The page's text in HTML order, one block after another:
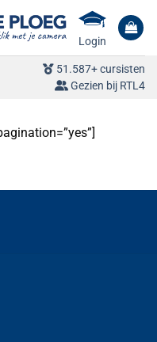
Login
51.587+ cursisten
Gezien bij RTL4